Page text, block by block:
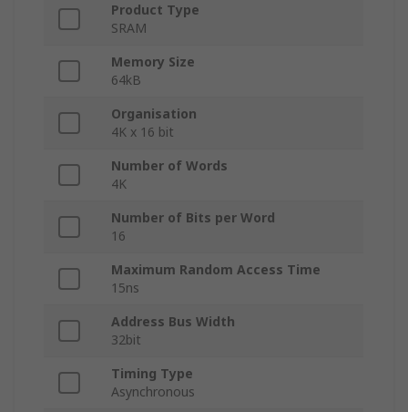
Product Type
SRAM
Memory Size
64kB
Organisation
4K x 16 bit
Number of Words
4K
Number of Bits per Word
16
Maximum Random Access Time
15ns
Address Bus Width
32bit
Timing Type
Asynchronous